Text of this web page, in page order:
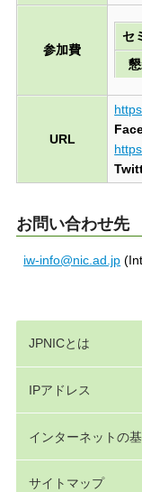
参加費
セ
URL
お問い合わせ先
iw-info@nic.ad.jp
JPNICとは
IPアドレス
インターネットの
サイトマップ